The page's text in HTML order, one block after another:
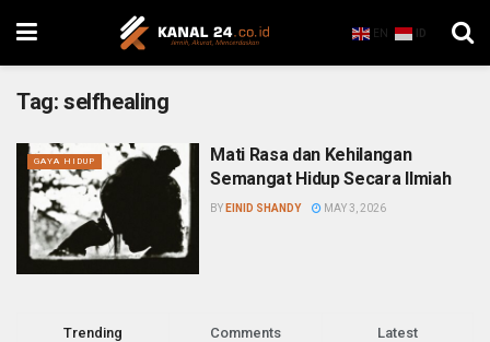
EN ID
Tag: selfhealing
GAYA HIDUP
Mati Rasa dan Kehilangan
Semangat Hidup Secara Ilmiah
BY EINID SHANDY MAY 3, 2026
Trending Comments Latest